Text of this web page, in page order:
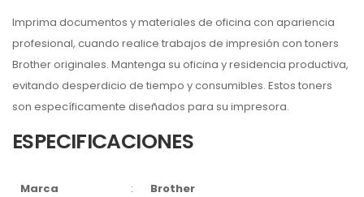
Imprima documentos y materiales de oficina con apariencia
profesional, cuando realice trabajos de impresión con toners
Brother originales. Mantenga su oficina y residencia productiva,
evitando desperdicio de tiempo y consumibles. Estos toners
son específicamente diseñados para su impresora.
ESPECIFICACIONES
Marca : Brother